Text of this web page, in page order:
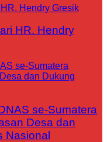
HR. Hendry
se-Sumatera
Desa dan
Nasional